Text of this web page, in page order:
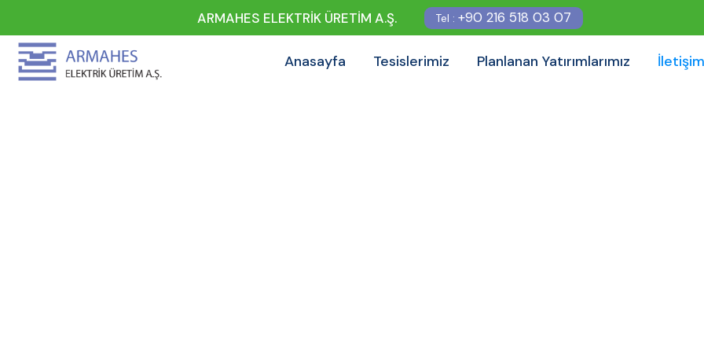
ARMAHES ELEKTRİK ÜRETİM A.Ş. Tel :+90 216 518 03 07
Anasayfa Tesislerimiz Planlanan Yatırımlarımız İletişim